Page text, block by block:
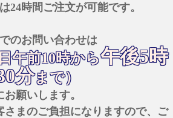
24時間ご注文が可能です。
のお問い合わせは
日午前10時から午後5時
分まで）
お願いします。
さまのご負担になりますので、ご